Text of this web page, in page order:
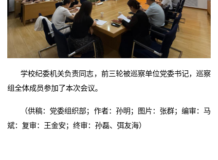
学校纪委机关负责同志，前三轮被巡察单位党委书记，巡察
组全体成员参加了本次会议。
（供稿：党委组织部；作者：孙明；图片：张群；编审：马
斌：复审：王金安；终审：孙磊、弭友海）